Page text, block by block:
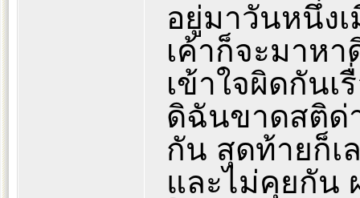
อยู่มาวันหนึ่ง
เค้าก็จะมาห
เข้าใจผิดกัน
ดิฉันขาดสติด่
กัน สุดท้ายก็เ
และไม่คุยกัน